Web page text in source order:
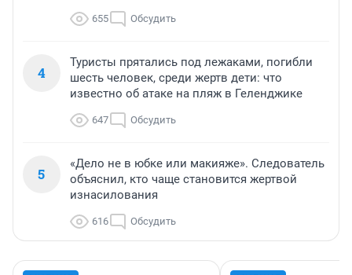
655 Обсудить
4
Туристы прятались под лежаками, погибли
шесть человек, среди жертв дети: что
известно об атаке на пляж в Геленджике
647 Обсудить
5
«Дело не в юбке или макияже». Следователь
объяснил, кто чаще становится жертвой
изнасилования
616 Обсудить